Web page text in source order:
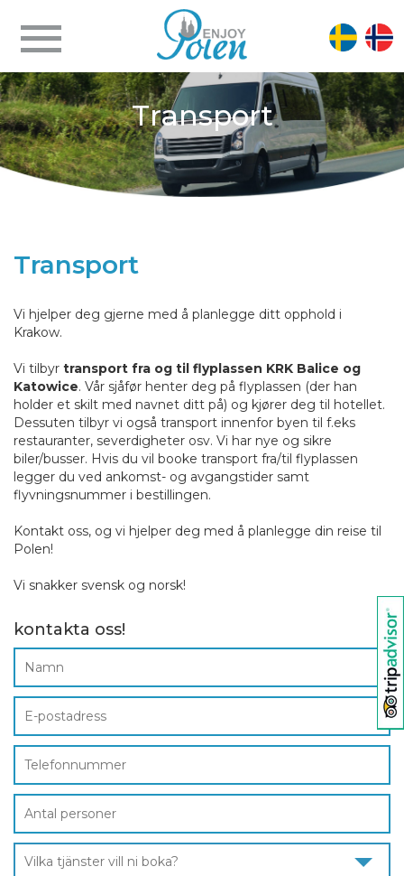
Transport
Transport
Vi hjelper deg gjerne med å planlegge ditt opphold i
Krakow.
Vi tilbyr transport fra og til flyplassen KRK Balice og
Katowice. Vår sjåfør henter deg på flyplassen (der han
holder et skilt med navnet ditt på) og kjører deg til hotellet.
Dessuten tilbyr vi også transport innenfor byen til f.eks
restauranter, severdigheter osv. Vi har nye og sikre
biler/busser. Hvis du vil booke transport fra/til flyplassen
legger du ved ankomst- og avgangstider samt
flyvningsnummer i bestillingen.
Kontakt oss, og vi hjelper deg med å planlegge din reise til
Polen!
Vi snakker svensk og norsk!
kontakta oss!
Vilka tjänster vill ni boka?